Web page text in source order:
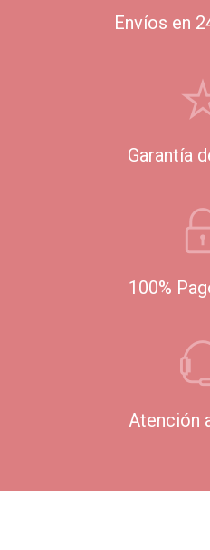
Envíos en
Garantía
100%
Atención